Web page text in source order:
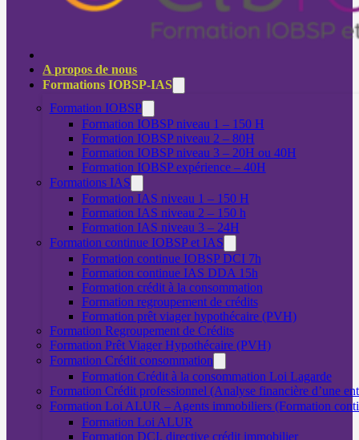
A propos de nous
Formations IOBSP-IAS
Formation IOBSP
Formation IOBSP niveau 1 – 150 H
Formation IOBSP niveau 2 – 80H
Formation IOBSP niveau 3 – 20H ou 40H
Formation IOBSP expérience – 40H
Formations IAS
Formation IAS niveau 1 – 150 H
Formation IAS niveau 2 – 150 h
Formation IAS niveau 3 – 24H
Formation continue IOBSP et IAS
Formation continue IOBSP DCI 7h
Formation continue IAS DDA 15h
Formation crédit à la consommation
Formation regroupement de crédits
Formation prêt viager hypothécaire (PVH)
Formation Regroupement de Crédits
Formation Prêt Viager Hypothécaire (PVH)
Formation Crédit consommation
Formation Crédit à la consommation Loi Lagarde
Formation Crédit professionnel (Analyse financière d’une
Formation Loi ALUR – Agents immobiliers (Formation
Formation Loi ALUR
Formation DCI, directive crédit immobilier